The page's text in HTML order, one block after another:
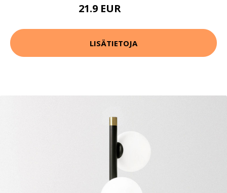
21.9 EUR
LISÄTIETOJA